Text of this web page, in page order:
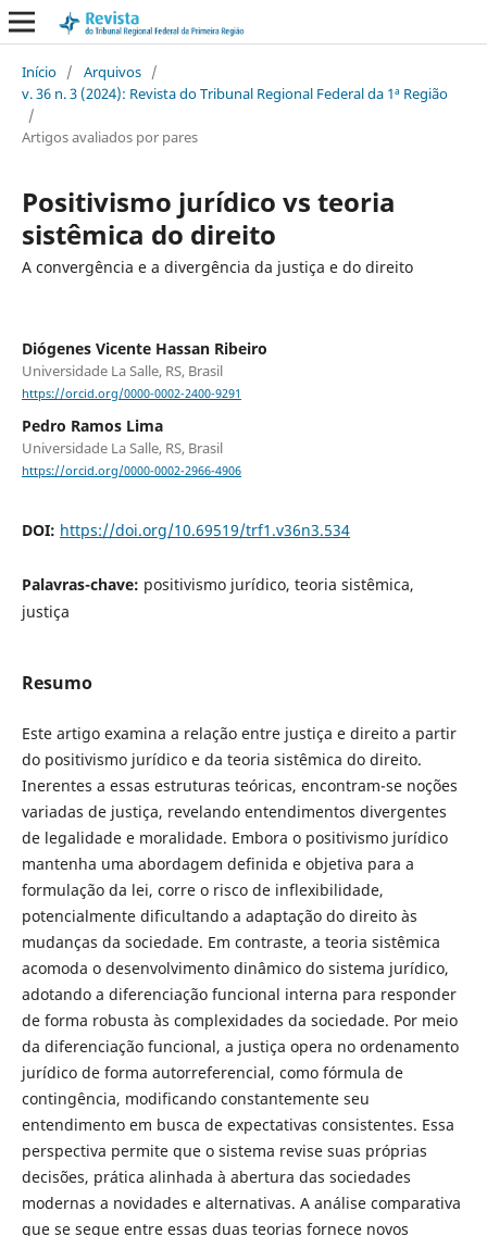
Início / Arquivos /
v. 36 n. 3 (2024): Revista do Tribunal Regional Federal da 1ª Região
/
Artigos avaliados por pares
Positivismo jurídico vs teoria
sistêmica do direito
A convergência e a divergência da justiça e do direito
Diógenes Vicente Hassan Ribeiro
Universidade La Salle, RS, Brasil
https://orcid.org/0000-0002-2400-9291
Pedro Ramos Lima
Universidade La Salle, RS, Brasil
https://orcid.org/0000-0002-2966-4906
DOI: https://doi.org/10.69519/trf1.v36n3.534
Palavras-chave: positivismo jurídico, teoria sistêmica,
justiça
Resumo
Este artigo examina a relação entre justiça e direito a partir
do positivismo jurídico e da teoria sistêmica do direito.
Inerentes a essas estruturas teóricas, encontram-se noções
variadas de justiça, revelando entendimentos divergentes
de legalidade e moralidade. Embora o positivismo jurídico
mantenha uma abordagem definida e objetiva para a
formulação da lei, corre o risco de inflexibilidade,
potencialmente dificultando a adaptação do direito às
mudanças da sociedade. Em contraste, a teoria sistêmica
acomoda o desenvolvimento dinâmico do sistema jurídico,
adotando a diferenciação funcional interna para responder
de forma robusta às complexidades da sociedade. Por meio
da diferenciação funcional, a justiça opera no ordenamento
jurídico de forma autorreferencial, como fórmula de
contingência, modificando constantemente seu
entendimento em busca de expectativas consistentes. Essa
perspectiva permite que o sistema revise suas próprias
decisões, prática alinhada à abertura das sociedades
modernas a novidades e alternativas. A análise comparativa
que se segue entre essas duas teorias fornece novos